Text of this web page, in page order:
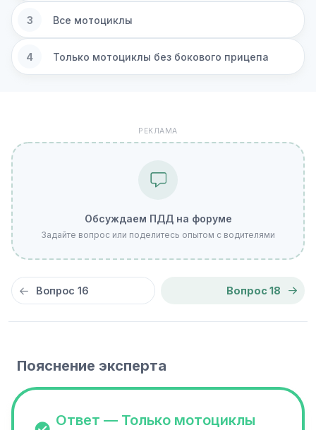
3 Все мотоциклы
4 Только мотоциклы без бокового прицепа
РЕКЛАМА
Обсуждаем ПДД на форуме
Задайте вопрос или поделитесь опытом с водителями
Вопрос 16 Вопрос 18
Пояснение эксперта
Ответ — Только мотоциклы